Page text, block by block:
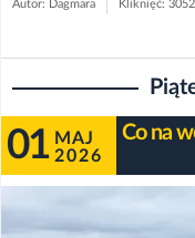
Autor: Dagmara Kliknięć:
01 MAJ
2026
Co na